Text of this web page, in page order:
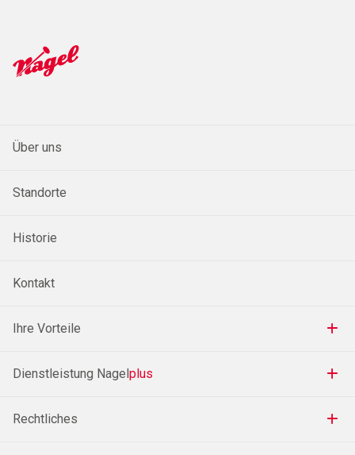
Über uns
Standorte
Historie
Kontakt
Ihre Vorteile
Dienstleistung Nagel plus
Rechtliches